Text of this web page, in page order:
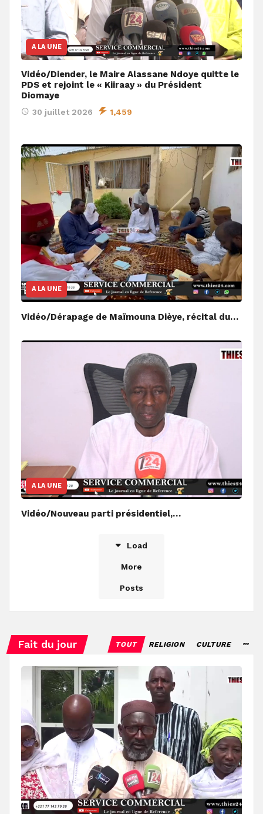
A LA UNE
Vidéo/Diender, le Maire Alassane Ndoye quitte le
PDS et rejoint le « Kiiraay » du Président
Diomaye
30 juillet 2026 1,459
A LA UNE
Vidéo/Dérapage de Maïmouna Dièye, récital du…
A LA UNE
Vidéo/Nouveau parti présidentiel,…
Load
More
Posts
Fait du jour TOUT RELIGION CULTURE